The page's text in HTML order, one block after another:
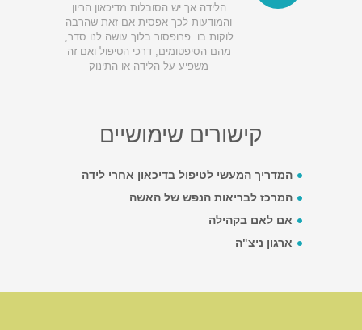
הלידה אך יש הסובלות מדיכאון הריון
והמודעות לכך אפסית אם זאת שהרבה
לוקות בו. פרופסור בלוך עושה לנו סדר,
מהם הסיפטומים, דרכי הטיפול ואם זה
משפיע על הלידה או התינוק
קישורים שימושיים
המדריך המעשי לטיפול בדיכאון אחרי לידה
המרכז לבריאות הנפש של האשה
אם לאם בקהילה
ארגון ניצ"ה